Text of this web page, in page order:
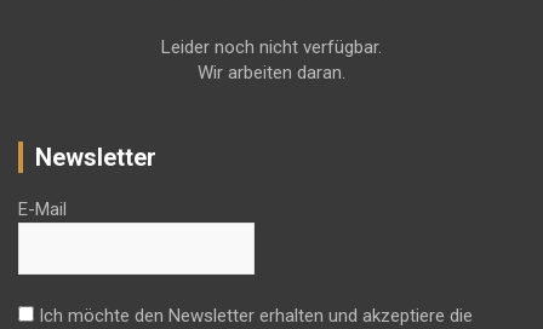
Leider noch nicht verfügbar.
Wir arbeiten daran.
Newsletter
E-Mail
Ich möchte den Newsletter erhalten und akzeptiere die